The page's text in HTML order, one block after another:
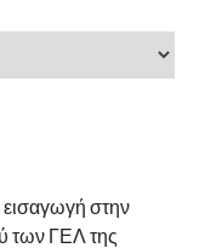
στην
των ΓΕΛ της